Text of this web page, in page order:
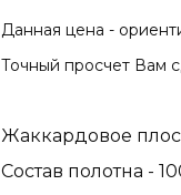
Данная цена -
Точный просчет Вам
Жаккардовое
Состав полотна -